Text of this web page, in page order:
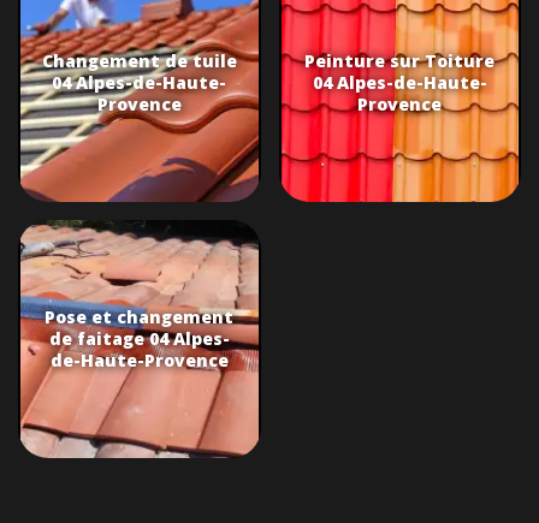
Changement de tuile
04 Alpes-de-Haute-
Provence
Peinture sur Toiture
04 Alpes-de-Haute-
Provence
Pose et changement
de faitage 04 Alpes-
de-Haute-Provence